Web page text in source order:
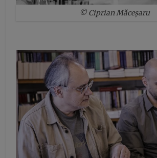
© Ciprian Măceșaru